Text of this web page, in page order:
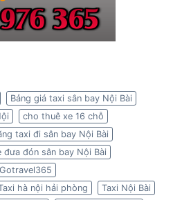
Bảng giá taxi sân bay Nội Bài
cho thuê xe 16 chỗ
taxi đi sân bay Nội Bài
đưa đón sân bay Nội Bài
Gotravel365
hà nội hải phòng
Taxi Nội Bài